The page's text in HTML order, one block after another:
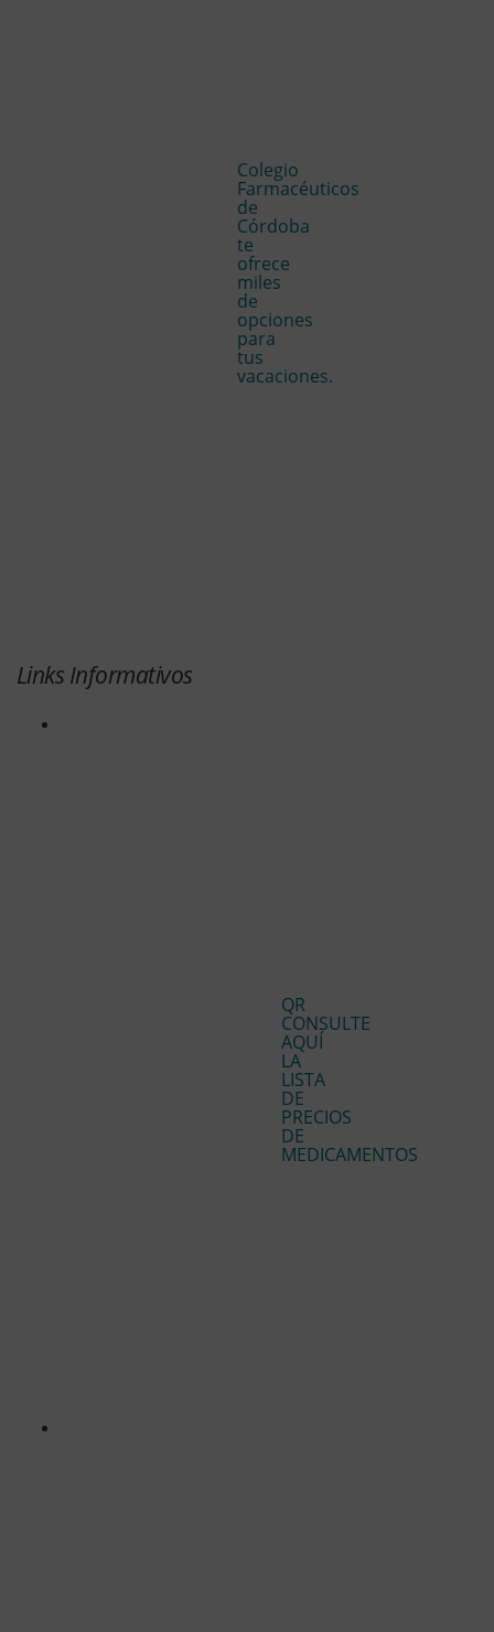
Colegio
Farmacéuticos
de
Córdoba
te
ofrece
miles
de
opciones
para
tus
vacaciones.
Links Informativos
QR
CONSULTE
AQUÍ
LA
LISTA
DE
PRECIOS
DE
MEDICAMENTOS